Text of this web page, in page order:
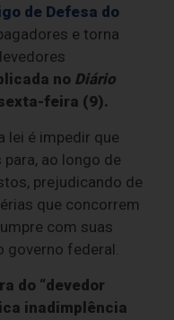
de Defesa do
e torna
no Diário
feira (9).
lei é impedir que
ao longo de
prejudicando de
que concorrem
com suas
governo federal.
do “devedor
inadimplência